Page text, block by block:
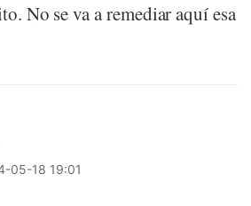
No se va a remediar aquí esa
05-18 19:01